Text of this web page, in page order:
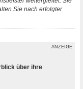
Sie nach erfolgter
ANZEIGE
über ihre